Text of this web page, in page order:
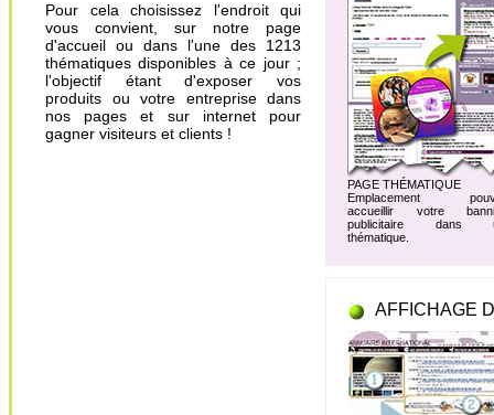
Pour cela choisissez l'endroit qui
vous convient, sur notre page
d'accueil ou dans l'une des 1213
thématiques disponibles à ce jour ;
l'objectif étant d'exposer vos
produits ou votre entreprise dans
nos pages et sur internet pour
gagner visiteurs et clients !
PAGE THÉMATIQUE
Emplacement
accueillir votre
publicitaire dans
thématique.
AFFICHAGE